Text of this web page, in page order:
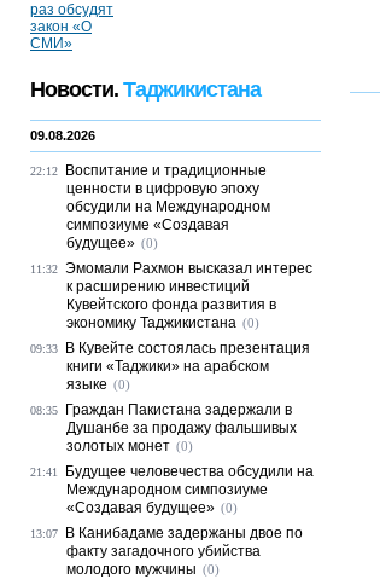
Новости. Таджикистана
09.08.2026
22:12
Воспитание и традиционные
ценности в цифровую эпоху
обсудили на Международном
симпозиуме «Создавая
будущее» (0)
11:32 Эмомали Рахмон высказал интерес
к расширению инвестиций
Кувейтского фонда развития в
экономику Таджикистана (0)
09:33
В Кувейте состоялась презентация
книги «Таджики» на арабском
языке (0)
08:35
Граждан Пакистана задержали в
Душанбе за продажу фальшивых
золотых монет (0)
21:41
Будущее человечества обсудили на
Международном симпозиуме
«Создавая будущее» (0)
13:07
В Канибадаме задержаны двое по
факту загадочного убийства
молодого мужчины (0)